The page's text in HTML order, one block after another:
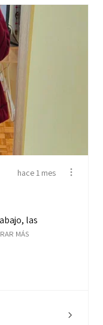
hace 1 mes
las
MÁS